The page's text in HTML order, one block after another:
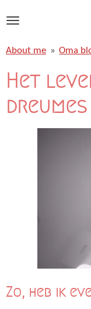
direct
de
hoofdinhoud
About me » Oma
Het
dreumes
Zo, heb ik